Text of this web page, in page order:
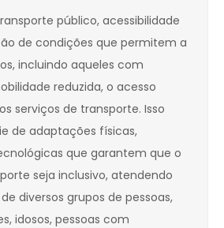
público, acessibilidade
de condições que permitem a
incluindo aqueles com
reduzida, o acesso
serviços de transporte. Isso
de adaptações físicas,
que garantem que o
seja inclusivo, atendendo
diversos grupos de pessoas,
idosos, pessoas com